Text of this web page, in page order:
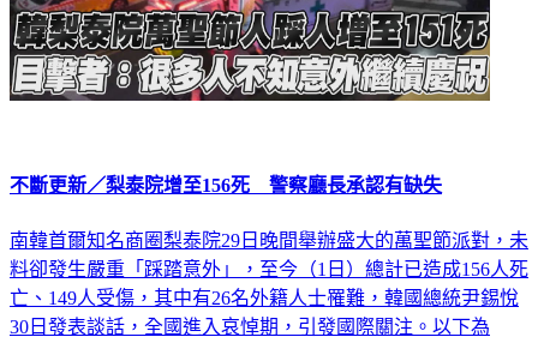
不斷更新／梨泰院增至156死 警察廳長承認有缺失
南韓首爾知名商圈梨泰院29日晚間舉辦盛大的萬聖節派對，未
料卻發生嚴重「踩踏意外」，至今（1日）總計已造成156人死
亡、149人受傷，其中有26名外籍人士罹難，韓國總統尹錫悅
30日發表談話，全國進入哀悼期，引發國際關注。以下為